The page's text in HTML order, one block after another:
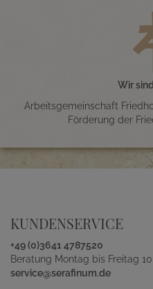
Wir
Arbeitsgemeinschaft
Förderung der
KUNDENSERVICE
+49 (0)3641 4787520
Beratung Montag bis Freitag
service@serafinum.de